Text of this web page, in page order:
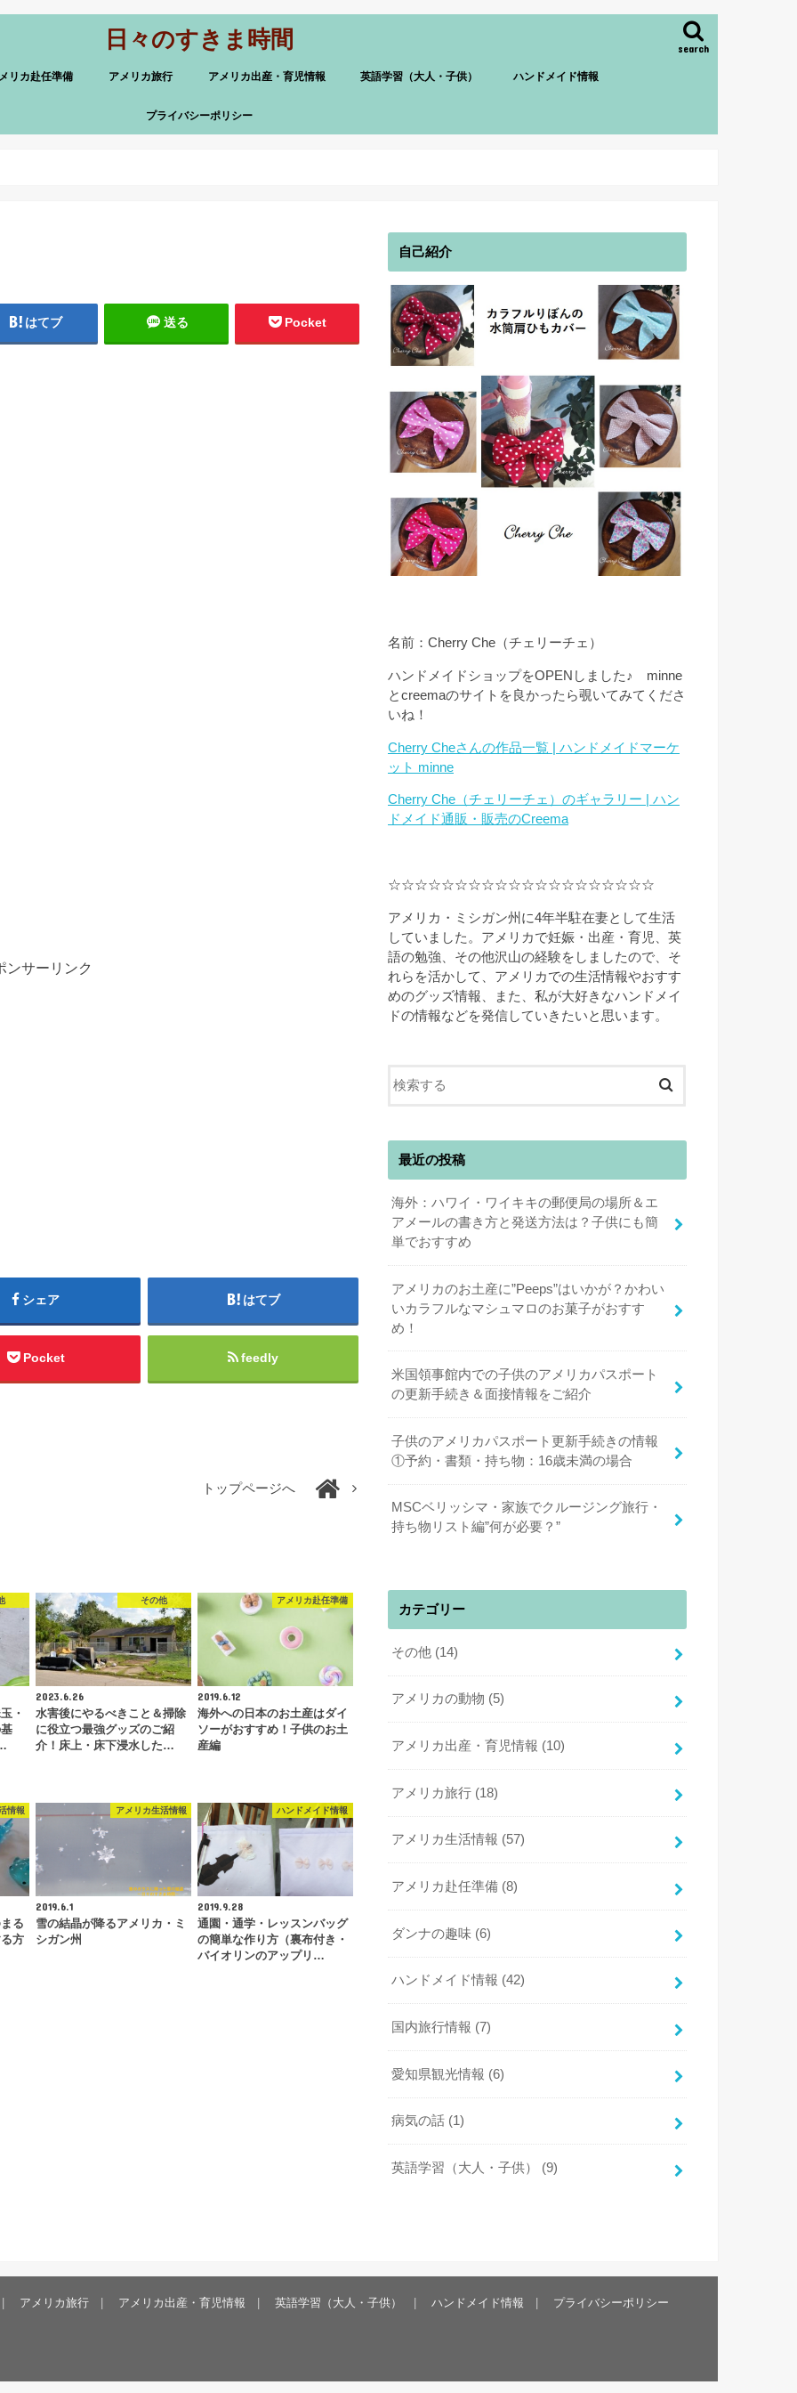
日々のすきま時間 search
リカ赴任準備 アメリカ旅行 アメリカ出産・育児情報 英語学習（大人・子供） ハンドメイド情報
プライバシーポリシー
はてブ 送る Pocket
ンサーリンク
シェア はてブ
Pocket feedly
トップページへ
・
その他
2023.6.26
水害後にやるべきこと＆掃除
に役立つ最強グッズのご紹
介！床上・床下浸水した…
アメリカ赴任準備
2019.6.12
海外への日本のお土産はダイ
ソーがおすすめ！子供のお土
産編
情報
る
方
アメリカ生活情報
2019.6.1
雪の結晶が降るアメリカ・ミ
シガン州
ハンドメイド情報
2019.9.28
通園・通学・レッスンバッグ
の簡単な作り方（裏布付き・
バイオリンのアップリ…
自己紹介
名前：Cherry Che（チェリーチェ）
ハンドメイドショップをOPENしました♪ minne
とcreemaのサイトを良かったら覗いてみてくださ
いね！
Cherry Cheさんの作品一覧 | ハンドメイドマーケ
ット minne
Cherry Che（チェリーチェ）のギャラリー | ハン
ドメイド通販・販売のCreema
☆☆☆☆☆☆☆☆☆☆☆☆☆☆☆☆☆☆☆☆
アメリカ・ミシガン州に4年半駐在妻として生活
していました。アメリカで妊娠・出産・育児、英
語の勉強、その他沢山の経験をしましたので、そ
れらを活かして、アメリカでの生活情報やおすす
めのグッズ情報、また、私が大好きなハンドメイ
ドの情報などを発信していきたいと思います。
最近の投稿
海外：ハワイ・ワイキキの郵便局の場所＆エ
アメールの書き方と発送方法は？子供にも簡
単でおすすめ
アメリカのお土産に”Peeps”はいかが？かわい
いカラフルなマシュマロのお菓子がおすす
め！
米国領事館内での子供のアメリカパスポート
の更新手続き＆面接情報をご紹介
子供のアメリカパスポート更新手続きの情報
①予約・書類・持ち物：16歳未満の場合
MSCベリッシマ・家族でクルージング旅行・
持ち物リスト編”何が必要？”
カテゴリー
その他 (14)
アメリカの動物 (5)
アメリカ出産・育児情報 (10)
アメリカ旅行 (18)
アメリカ生活情報 (57)
アメリカ赴任準備 (8)
ダンナの趣味 (6)
ハンドメイド情報 (42)
国内旅行情報 (7)
愛知県観光情報 (6)
病気の話 (1)
英語学習（大人・子供） (9)
アメリカ旅行 アメリカ出産・育児情報 英語学習（大人・子供） ハンドメイド情報 プライバシーポリシー